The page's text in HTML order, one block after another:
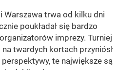
Warszawa trwa od kilku dni
poukładał się bardzo
imprezy. Turniej
twardych kortach przyniósł
te największe są